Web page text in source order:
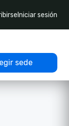
Iniciar sesión
sede